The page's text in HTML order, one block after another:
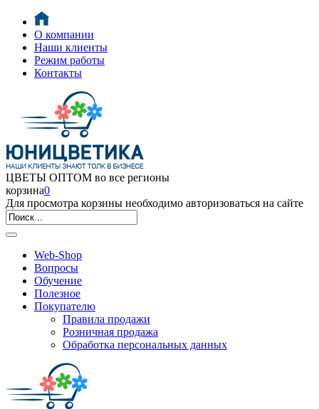
О компании
Наши клиенты
Режим работы
Контакты
ЦВЕТЫ ОПТОМ во все регионы
корзина0
Для просмотра корзины необходимо авторизоваться на сайте
Web-Shop
Вопросы
Обучение
Полезное
Покупателю
Правила продажи
Розничная продажа
Обработка персональных данных